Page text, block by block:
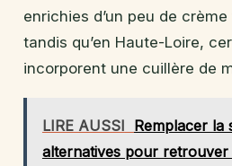
enrichies d’un peu de
tandis qu’en Haute-Loire,
incorporent une cuillère de
LIRE AUSSI Remplacer la
alternatives pour retrouver